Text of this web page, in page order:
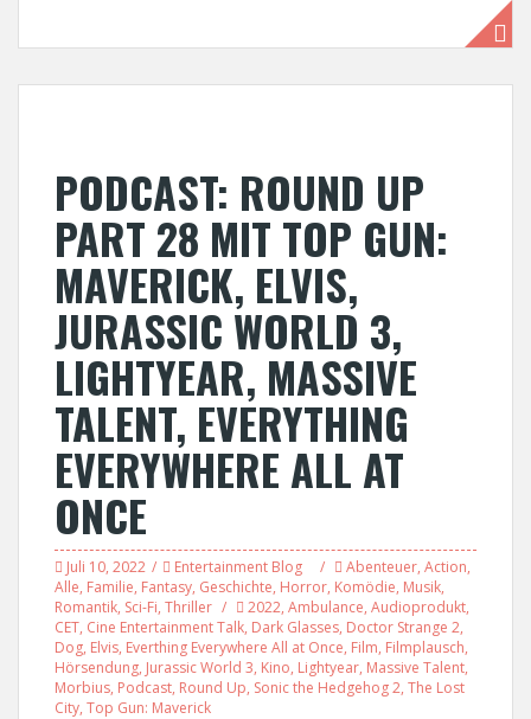
PODCAST: ROUND UP
PART 28 MIT TOP GUN:
MAVERICK, ELVIS,
JURASSIC WORLD 3,
LIGHTYEAR, MASSIVE
TALENT, EVERYTHING
EVERYWHERE ALL AT
ONCE
Juli 10, 2022 Entertainment Blog Abenteuer, Action,
Alle, Familie, Fantasy, Geschichte, Horror, Komödie, Musik,
Romantik, Sci-Fi, Thriller 2022, Ambulance, Audioprodukt,
CET, Cine Entertainment Talk, Dark Glasses, Doctor Strange 2,
Dog, Elvis, Everthing Everywhere All at Once, Film, Filmplausch,
Hörsendung, Jurassic World 3, Kino, Lightyear, Massive Talent,
Morbius, Podcast, Round Up, Sonic the Hedgehog 2, The Lost
City, Top Gun: Maverick